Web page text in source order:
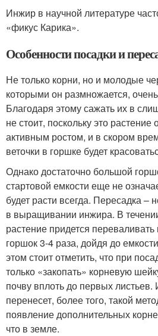
Инжир в научной литературе
«фикус Карика».
Особенности посадки и
Не только корни, но и молодые
которыми он размножается,
Благодаря этому сажать их в
не стоит, поскольку это
активным ростом, и в скором
веточки в горшке будет
Однако достаточно большой
стартовой емкости еще не
будет расти всегда. Пересадка –
в выращивании инжира. В
растение придется
горшок 3-4 раза, дойдя до
этом стоит отметить, что при
только «закопать» корневую
почву вплоть до первых
перенесет, более того, такой
появление дополнительных
что в земле.